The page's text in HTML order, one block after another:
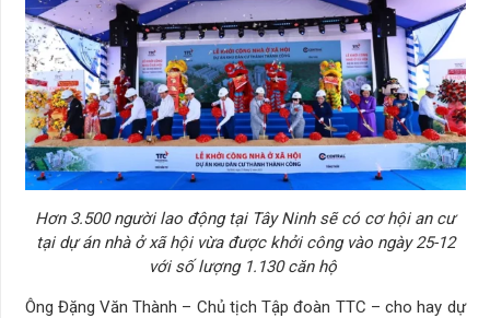
Hơn 3.500 người lao động tại Tây Ninh sẽ có cơ hội an cư
tại dự án nhà ở xã hội vừa được khởi công vào ngày 25-12
với số lượng 1.130 căn hộ
Ông Đặng Văn Thành – Chủ tịch Tập đoàn TTC – cho hay dự